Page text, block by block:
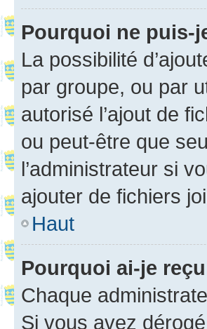
Pourquoi ne puis-
La possibilité
par groupe, ou par
autorisé l’ajout de
ou peut-être que
l’administrateur si
ajouter de fichiers
Haut
Pourquoi ai-je
Chaque
Si vous avez